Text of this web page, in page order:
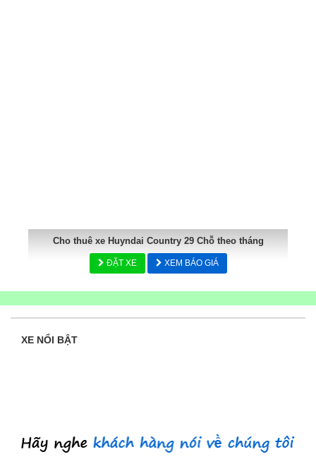
Cho thuê xe Huyndai Country 29 Chỗ theo tháng
ĐẶT XE XEM BÁO GIÁ
XE NỔI BẬT